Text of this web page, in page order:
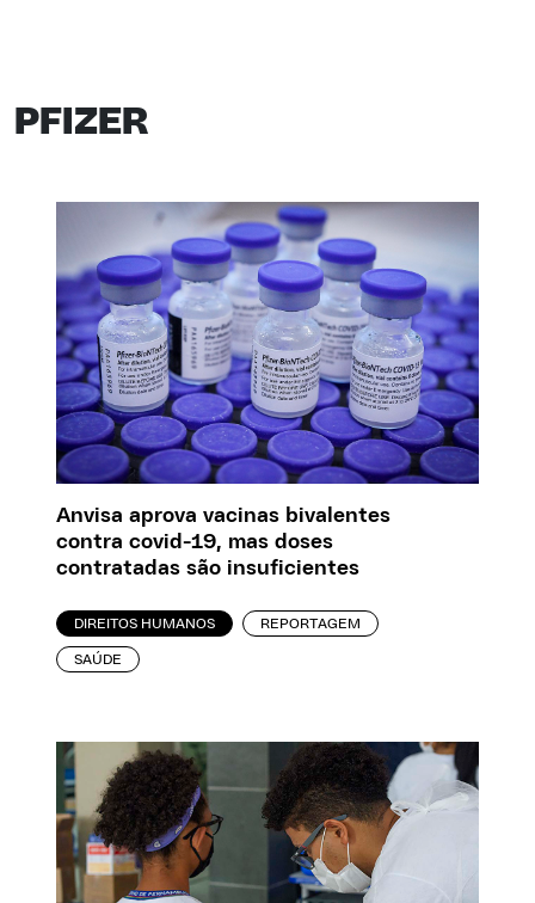
PFIZER
Anvisa aprova vacinas bivalentes
contra covid-19, mas doses
contratadas são insuficientes
DIREITOS HUMANOS REPORTAGEM
SAÚDE